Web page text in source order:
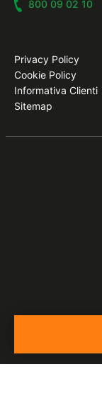
800 09 02 10
Privacy Policy
Cookie Policy
Informativa Clienti
Sitemap